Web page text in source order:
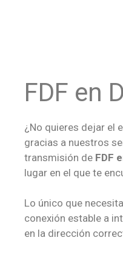
FDF en
¿No quieres dejar el
gracias a nuestros
transmisión de FDF
lugar en el que te
Lo único que
conexión estable a
en la dirección